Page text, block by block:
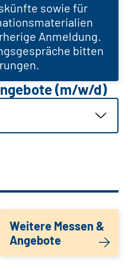
sowie für
Anmeldung.
bitten
(m/w/d)
Weitere Messen &
Angebote